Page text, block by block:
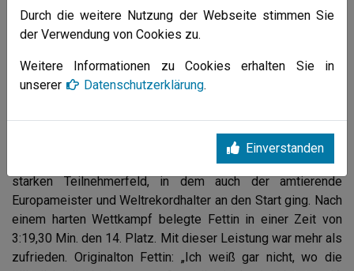
Altersklassen-europarekorde und 14 Deutsche
Altersklassenrekorde.
Mit bei den Startern war auch wieder Uwe Fettin vom SV
Aegir Arnsberg. Er hatte über 200m Brust gemeldet und
der AK 50 21 Schwimmer gemeldet. Diese Altersklasse
war damit die zahlenmäßig stärkste Gruppe im gesamten
Teilnehmerfeld. Uwe Fettin schlug sich achtbar in diesem
starken Teilnehmerfeld, in dem auch der amtierende
Europameister und Weltrekordhalter an den Start ging. Nach
einem harten Wettkampf belegte Fettin in einer Zeit von
3:19,30 Min. den 14. Platz. Mit dieser Leistung war mehr als
zufrieden. Originalton Fettin: „Ich weiß gar nicht, wo die
Durch die weitere Nutzung der Webseite stimmen Sie
der Verwendung von Cookies zu.
Weitere Informationen zu Cookies erhalten Sie in
unserer
Datenschutzerklärung.
Einverstanden